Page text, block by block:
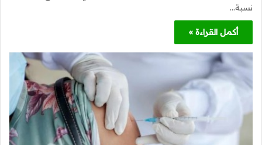
نسبة…
أكمل القراءة »